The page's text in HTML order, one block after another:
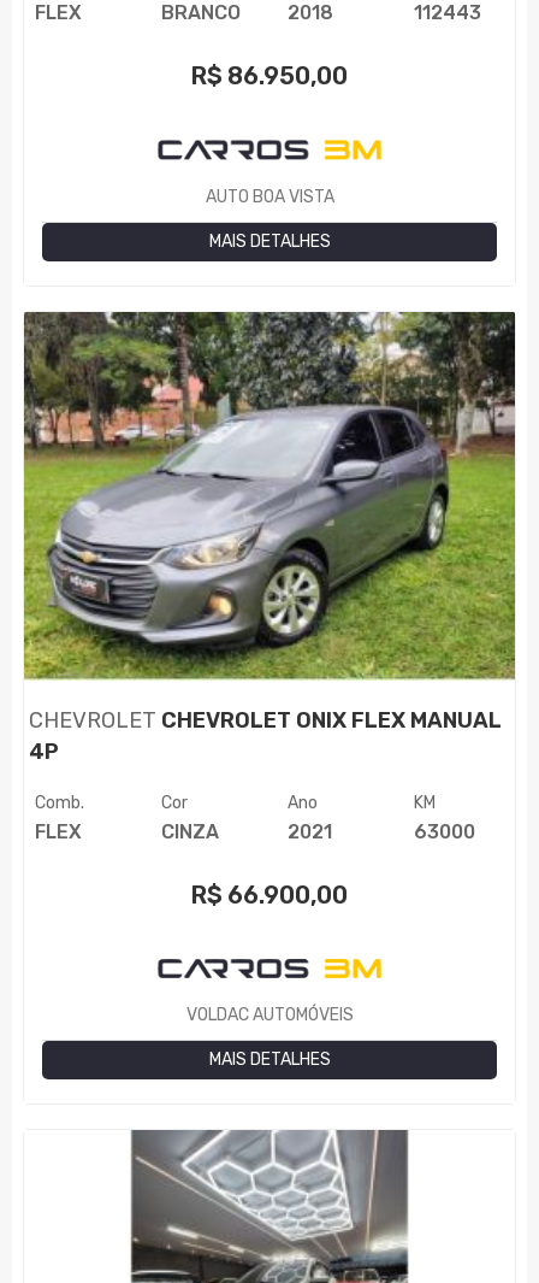
FLEX BRANCO 2018 112443
R$ 86.950,00
AUTO BOA VISTA
MAIS DETALHES
CHEVROLET CHEVROLET ONIX FLEX MANUAL
4P
Comb.
FLEX
Cor
CINZA
Ano
2021
KM
63000
R$ 66.900,00
VOLDAC AUTOMÓVEIS
MAIS DETALHES